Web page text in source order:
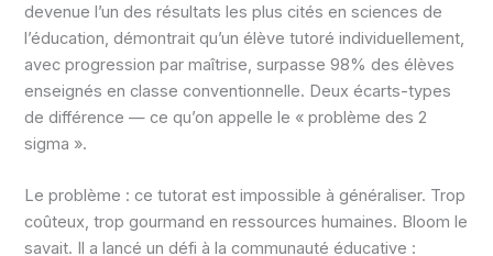
devenue l’un des résultats les plus cités en sciences de
l’éducation, démontrait qu’un élève tutoré individuellement,
avec progression par maîtrise, surpasse 98% des élèves
enseignés en classe conventionnelle. Deux écarts-types
de différence — ce qu’on appelle le « problème des 2
sigma ».
Le problème : ce tutorat est impossible à généraliser. Trop
coûteux, trop gourmand en ressources humaines. Bloom le
savait. Il a lancé un défi à la communauté éducative :